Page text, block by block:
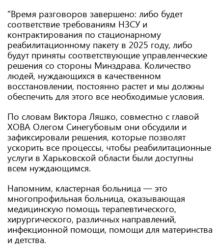
"Время разговоров завершено: либо будет
соответствие требованиям НЗСУ и
контрактирования по стационарному
реабилитационному пакету в 2025 году, либо
будут приняты соответствующие управленческие
решения со стороны Минздрава. Количество
людей, нуждающихся в качественном
восстановлении, постоянно растет и мы должны
обеспечить для этого все необходимые условия.
По словам Виктора Ляшко, совместно с главой
ХОВА Олегом Синегубовым они обсудили и
зафиксировали решения, которые позволят
ускорить все процессы, чтобы реабилитационные
услуги в Харьковской области были доступны
всем нуждающимся.
Напомним, кластерная больница — это
многопрофильная больница, оказывающая
медицинскую помощь терапевтического,
хирургического, различных направлений,
инфекционной помощи, помощи для материнства
и детства.